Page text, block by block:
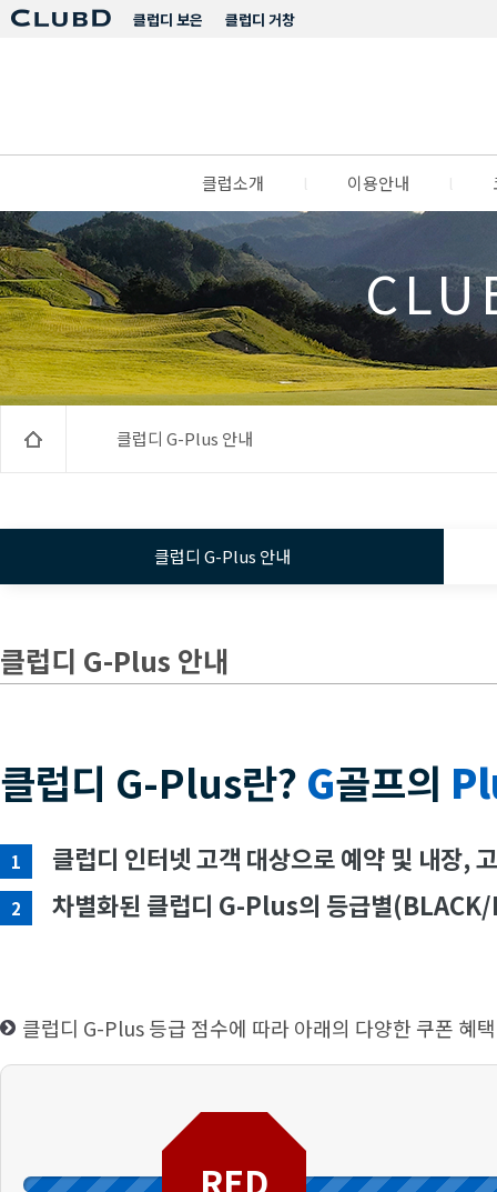
클럽디 거창
클럽디 보은
클럽소개 이용안내
클럽디 G-Plus 안내
클럽디 G-Plus 안내
클럽디 G-Plus 안내
클럽디 G-Plus란? G골프의
1 클럽디 인터넷 고객 대상으로 예약 및 내장,
2 차별화된 클럽디 G-Plus의 등급별
클럽디 G-Plus 등급 점수에 따라 아래의 다양한 쿠폰 혜
RED